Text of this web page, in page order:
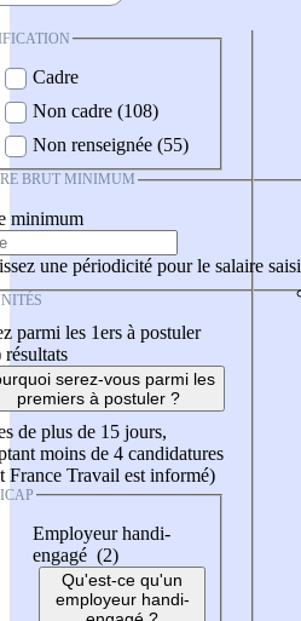
Cadre
Non cadre (108)
Non renseignée (55)
BRUT MINIMUM
minimum
une périodicité pour le salaire saisi
parmi les 1ers à postuler
résultats
serez-vous parmi les
premiers à postuler ?
de plus de 15 jours,
moins de 4 candidatures
France Travail est informé)
Employeur handi-
engagé (2)
Qu'est-ce qu'un
employeur handi-